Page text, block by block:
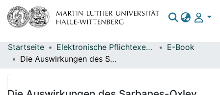
Bereiche & Sammlungen
Statistiken
Startseite Elektronische Pflichtexemplare
E-Book
Die Auswirkungen des Sarbanes-Oxley Acts auf deutsche Unternehmen / von Katja Moritz & Marco Gesse